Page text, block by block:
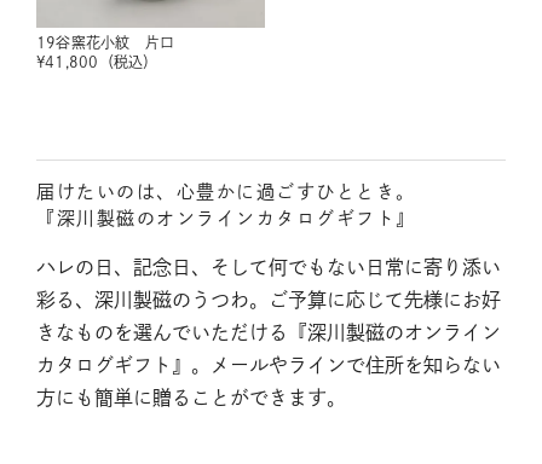
19谷窯花小紋 片口
¥41,800 （税込）
届けたいのは、心豊かに過ごすひととき。
『深川製磁のオンラインカタログギフト』
ハレの日、記念日、そして何でもない日常に寄り添い
彩る、深川製磁のうつわ。ご予算に応じて先様にお好
きなものを選んでいただける『深川製磁のオンライン
カタログギフト』。メールやラインで住所を知らない
方にも簡単に贈ることができます。